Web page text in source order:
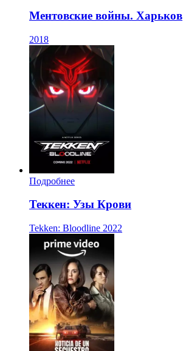
Ментовские войны. Харьков
2018
Подробнее
Теккен: Узы Крови
Tekken: Bloodline 2022